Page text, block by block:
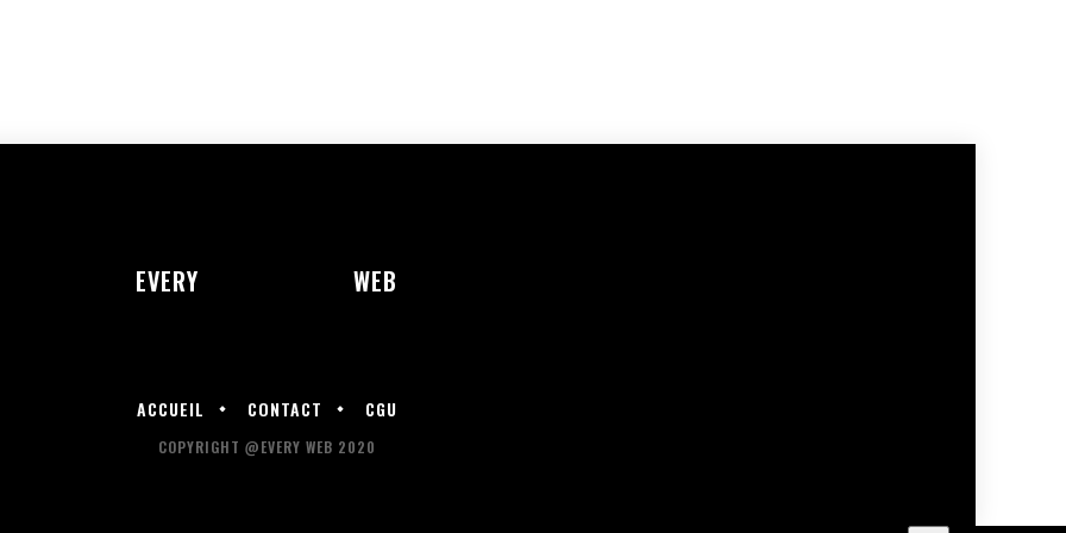
EVERY WEB
ACCUEIL CONTACT CGU
COPYRIGHT @EVERY WEB 2020